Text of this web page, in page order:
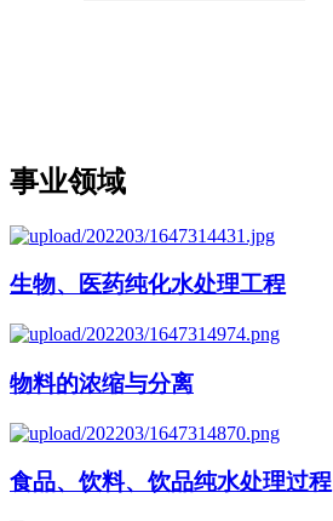
事业领域
生物、医药纯化水处理工程
物料的浓缩与分离
食品、饮料、饮品纯水处理过程